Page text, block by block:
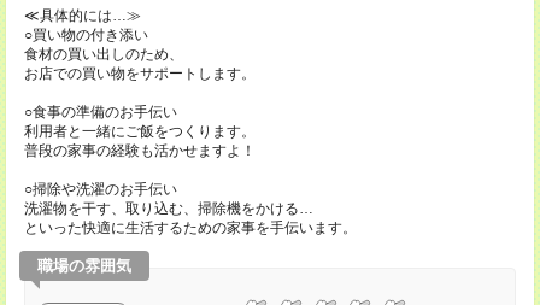
≪具体的には…≫
○買い物の付き添い
食材の買い出しのため、
お店での買い物をサポートします。
○食事の準備のお手伝い
利用者と一緒にご飯をつくります。
普段の家事の経験も活かせますよ！
○掃除や洗濯のお手伝い
洗濯物を干す、取り込む、掃除機をかける…
といった快適に生活するための家事を手伝います。
職場の雰囲気